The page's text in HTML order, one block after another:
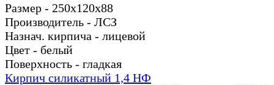
Размер - 250х120х88
Производитель - ЛСЗ
Назнач. кирпича - лицевой
Цвет - белый
Поверхность - гладкая
Кирпич силикатный 1,4 НФ